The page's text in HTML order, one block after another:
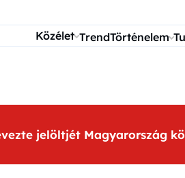
Közélet TrendTörténelem
jelöltjét Magyarország